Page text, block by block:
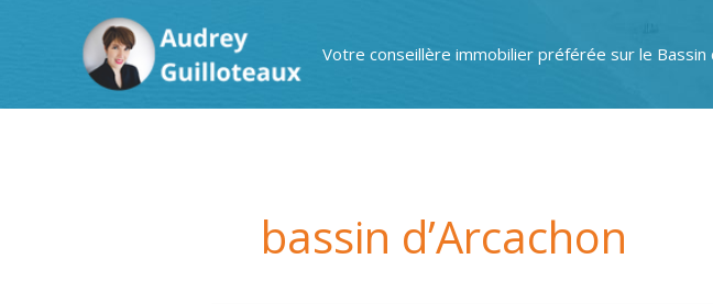
Votre conseillère immobilier préférée sur le Bassin
bassin d’Arcachon